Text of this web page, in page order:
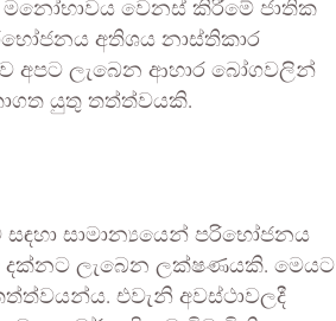
වෙනස් කිරීමේ ජාතික
අතිශය නාස්තිකාර
අපට ලැබෙන ආහාර බෝගවලින්
යුතු තත්ත්වයකි.
සඳහා සාමාන්‍යයෙන් පරිභෝජනය
දක්නට ලැබෙන ලක්ෂණයකි. මෙයට
එවැනි අවස්ථාවලදී